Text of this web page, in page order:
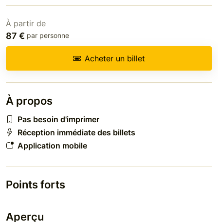
À partir de
87 € par personne
Acheter un billet
À propos
Pas besoin d'imprimer
Réception immédiate des billets
Application mobile
Points forts
Aperçu